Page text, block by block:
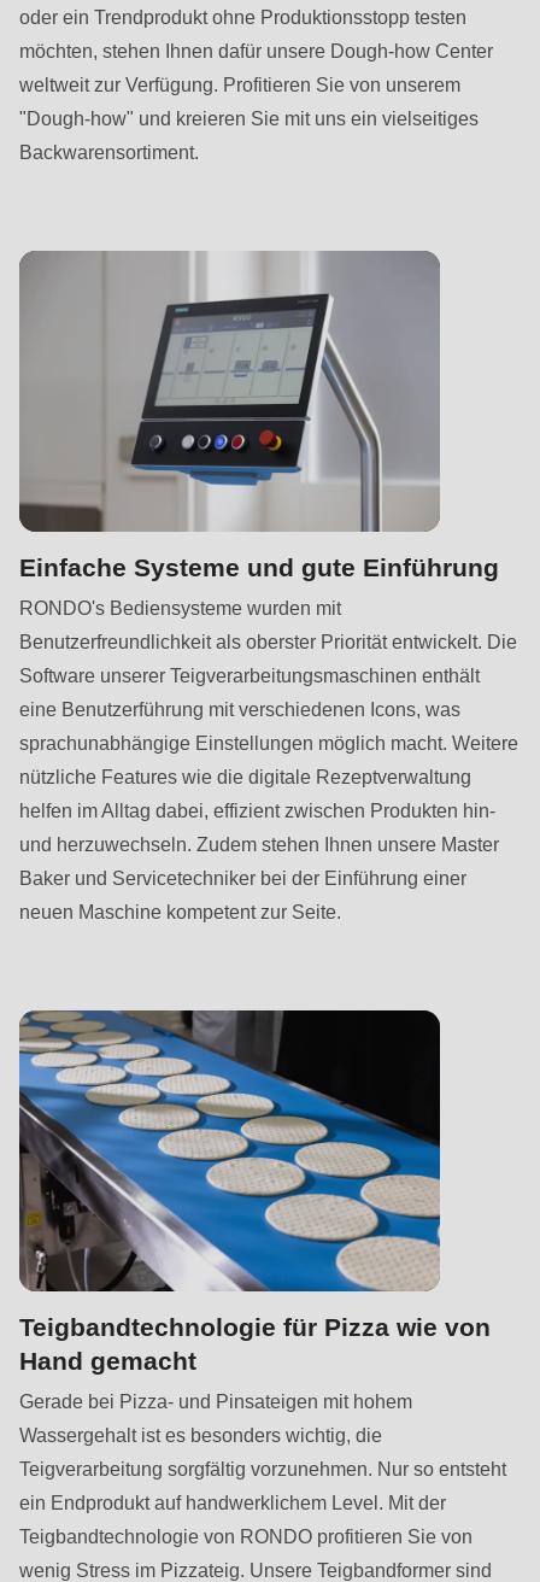
oder ein Trendprodukt ohne Produktionsstopp testen
möchten, stehen Ihnen dafür unsere Dough-how Center
weltweit zur Verfügung. Profitieren Sie von unserem
"Dough-how" und kreieren Sie mit uns ein vielseitiges
Backwarensortiment.
Einfache Systeme und gute Einführung
RONDO's Bediensysteme wurden mit
Benutzerfreundlichkeit als oberster Priorität entwickelt. Die
Software unserer Teigverarbeitungsmaschinen enthält
eine Benutzerführung mit verschiedenen Icons, was
sprachunabhängige Einstellungen möglich macht. Weitere
nützliche Features wie die digitale Rezeptverwaltung
helfen im Alltag dabei, effizient zwischen Produkten hin-
und herzuwechseln. Zudem stehen Ihnen unsere Master
Baker und Servicetechniker bei der Einführung einer
neuen Maschine kompetent zur Seite.
Teigbandtechnologie für Pizza wie von
Hand gemacht
Gerade bei Pizza- und Pinsateigen mit hohem
Wassergehalt ist es besonders wichtig, die
Teigverarbeitung sorgfältig vorzunehmen. Nur so entsteht
ein Endprodukt auf handwerklichem Level. Mit der
Teigbandtechnologie von RONDO profitieren Sie von
wenig Stress im Pizzateig. Unsere Teigbandformer sind